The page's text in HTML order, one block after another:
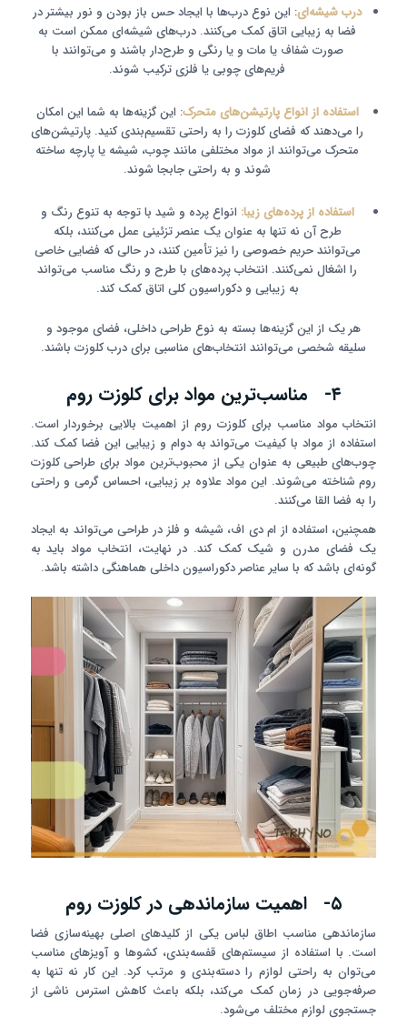
درب شیشه‌ای: این نوع درب‌ها با ایجاد حس باز بودن و نور بیشتر در
فضا به زیبایی اتاق کمک می‌کنند. درب‌های شیشه‌ای ممکن است به
صورت شفاف یا مات و یا رنگی و طرح‌دار باشند و می‌توانند با
فریم‌های چوبی یا فلزی ترکیب شوند.
استفاده از انواع پارتیشن‌های متحرک: این گزینه‌ها به شما این امکان
را می‌دهند که فضای کلوزت را به راحتی تقسیم‌بندی کنید. پارتیشن‌های
متحرک می‌توانند از مواد مختلفی مانند چوب، شیشه یا پارچه ساخته
شوند و به راحتی جابجا شوند.
استفاده از پرده‌های زیبا: انواع پرده و شید با توجه به تنوع رنگ و
طرح آن نه تنها به عنوان یک عنصر تزئینی عمل می‌کنند، بلکه
می‌توانند حریم خصوصی را نیز تأمین کنند، در حالی که فضایی خاصی
را اشغال نمی‌کنند. انتخاب پرده‌های با طرح و رنگ مناسب می‌تواند
به زیبایی و دکوراسیون کلی اتاق کمک کند.
هر یک از این گزینه‌ها بسته به نوع طراحی داخلی، فضای موجود و
سلیقه شخصی می‌توانند انتخاب‌های مناسبی برای درب کلوزت باشند.
۴- مناسب‌ترین مواد برای کلوزت روم
انتخاب مواد مناسب برای کلوزت روم از اهمیت بالایی برخوردار است.
استفاده از مواد با کیفیت می‌تواند به دوام و زیبایی این فضا کمک کند.
چوب‌های طبیعی به عنوان یکی از محبوب‌ترین مواد برای طراحی کلوزت
روم شناخته می‌شوند. این مواد علاوه بر زیبایی، احساس گرمی و راحتی
را به فضا القا می‌کنند.
همچنین، استفاده از ام دی اف، شیشه و فلز در طراحی می‌تواند به ایجاد
یک فضای مدرن و شیک کمک کند. در نهایت، انتخاب مواد باید به
گونه‌ای باشد که با سایر عناصر دکوراسیون داخلی هماهنگی داشته باشد.
۵- اهمیت سازماندهی در کلوزت روم
سازماندهی مناسب اطاق لباس یکی از کلیدهای اصلی بهینه‌سازی فضا
است. با استفاده از سیستم‌های قفسه‌بندی، کشوها و آویزهای مناسب
می‌توان به راحتی لوازم را دسته‌بندی و مرتب کرد. این کار نه تنها به
صرفه‌جویی در زمان کمک می‌کند، بلکه باعث کاهش استرس ناشی از
جستجوی لوازم مختلف می‌شود.